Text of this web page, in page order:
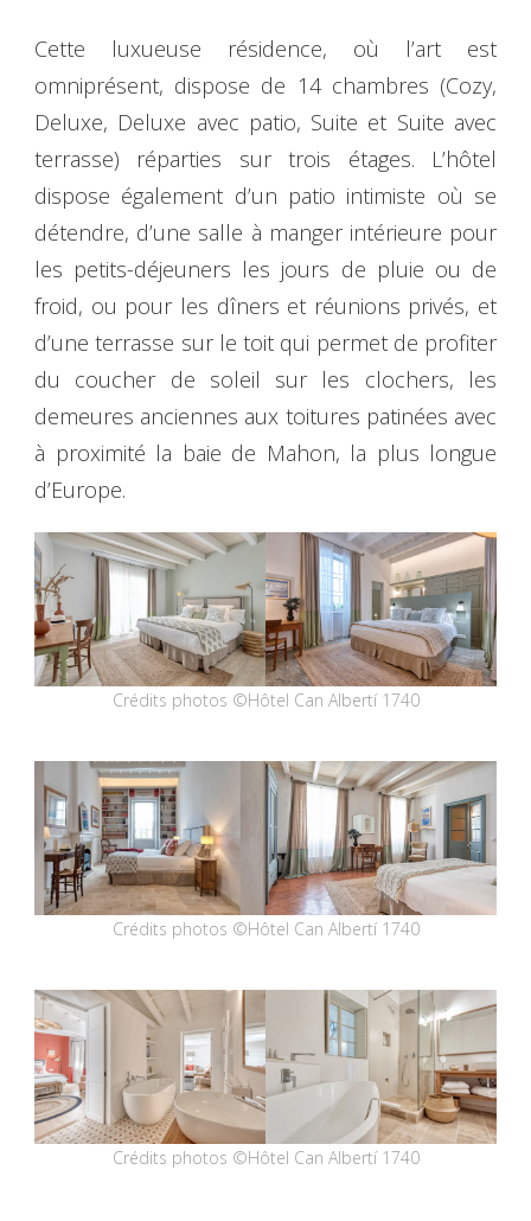
Cette luxueuse résidence, où l’art est
omniprésent, dispose de 14 chambres (Cozy,
Deluxe, Deluxe avec patio, Suite et Suite avec
terrasse) réparties sur trois étages. L’hôtel
dispose également d’un patio intimiste où se
détendre, d’une salle à manger intérieure pour
les petits-déjeuners les jours de pluie ou de
froid, ou pour les dîners et réunions privés, et
d’une terrasse sur le toit qui permet de profiter
du coucher de soleil sur les clochers, les
demeures anciennes aux toitures patinées avec
à proximité la baie de Mahon, la plus longue
d’Europe.
Crédits photos ©Hôtel Can Albertí 1740
Crédits photos ©Hôtel Can Albertí 1740
Crédits photos ©Hôtel Can Albertí 1740